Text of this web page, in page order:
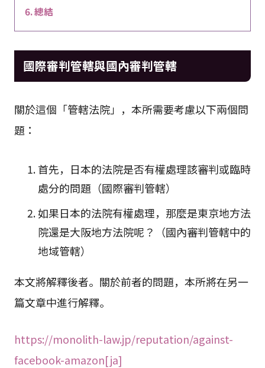
總結
國際審判管轄與國內審判管轄
關於這個「管轄法院」，本所需要考慮以下兩個問
題：
首先，日本的法院是否有權處理該審判或臨時
處分的問題（國際審判管轄）
如果日本的法院有權處理，那麼是東京地方法
院還是大阪地方法院呢？（國內審判管轄中的
地域管轄）
本文將解釋後者。關於前者的問題，本所將在另一
篇文章中進行解釋。
https://monolith-law.jp/reputation/against-
facebook-amazon[ja]